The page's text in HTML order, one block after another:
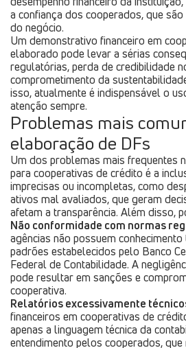
a confiança dos cooperados, que
do negócio.
Um demonstrativo financeiro em
elaborado pode levar a sérias
regulatórias, perda de credibilidade
comprometimento da
isso, atualmente é indispensável o
atenção sempre.
Problemas mais
elaboração de DFs
Um dos problemas mais frequentes
para cooperativas de crédito é a
imprecisas ou incompletas, como
ativos mal avaliados, que geram
afetam a transparência. Além disso,
Não conformidade com normas
agências não possuem
padrões estabelecidos pelo Banco
Federal de Contabilidade. A
pode resultar em sanções e
cooperativa.
Relatórios excessivamente
financeiros em cooperativas de
apenas a linguagem técnica da
entendimento pelos cooperados,